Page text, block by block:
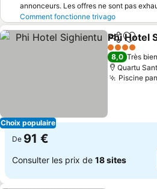
annonceurs. Les offres ne sont pas
Comment fonctionne trivago
Choix populaire
Partager
Phi Hotel
4 Étoiles
8,0 Très bien
Quartu
Piscine
De 91 €
Consulter les prix de 18 sites